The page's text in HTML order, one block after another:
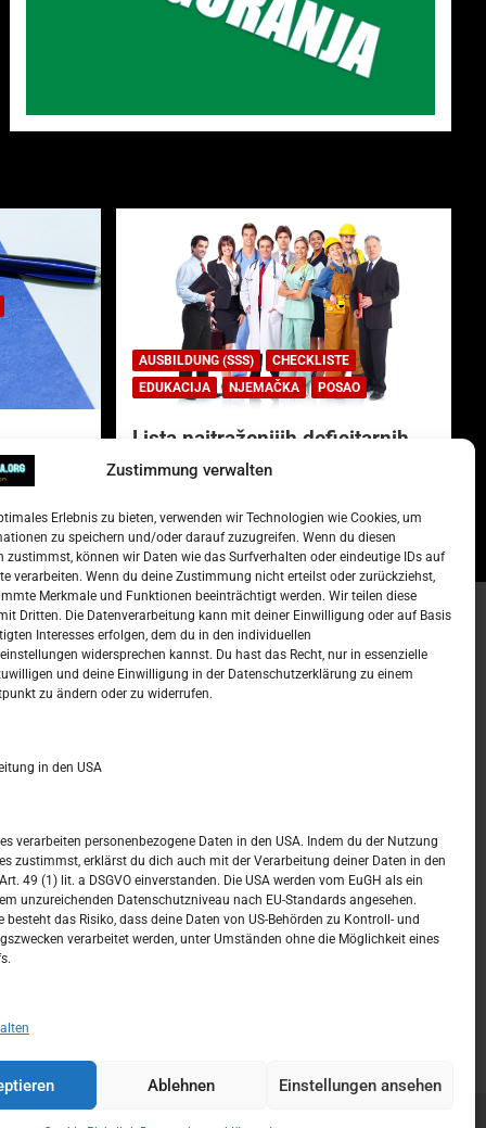
Zustimmung verwalten
Erlebnis zu bieten, verwenden wir Technologien wie Cookies, um
zu speichern und/oder darauf zuzugreifen. Wenn du diesen
zustimmst, können wir Daten wie das Surfverhalten oder eindeutige IDs auf
verarbeiten. Wenn du deine Zustimmung nicht erteilst oder zurückziehst,
Merkmale und Funktionen beeinträchtigt werden. Wir teilen diese
Dritten. Die Datenverarbeitung kann mit deiner Einwilligung oder auf Basis
Interesses erfolgen, dem du in den individuellen
widersprechen kannst. Du hast das Recht, nur in essenzielle
und deine Einwilligung in der Datenschutzerklärung zu einem
zu ändern oder zu widerrufen.
in den USA
verarbeiten personenbezogene Daten in den USA. Indem du der Nutzung
zustimmst, erklärst du dich auch mit der Verarbeitung deiner Daten in den
49 (1) lit. a DSGVO einverstanden. Die USA werden vom EuGH als ein
unzureichenden Datenschutzniveau nach EU-Standards angesehen.
besteht das Risiko, dass deine Daten von US-Behörden zu Kontroll- und
verarbeitet werden, unter Umständen ohne die Möglichkeit eines
Ablehnen Einstellungen ansehen
AUSBILDUNG (SSS)
CHECKLISTE
EDUKACIJA
NJEMAČKA POSAO
Lista najtraženijih deficitarnih
zanimanja u Njemačkoj.
–
Kalendar
10 11 12 13 14 15 16
17 18 19 20 21 22
24 25 26 27 28 29 30